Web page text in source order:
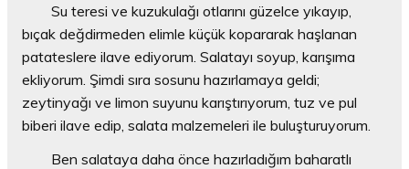
Su teresi ve kuzukulağı otlarını güzelce yıkayıp,
bıçak değdirmeden elimle küçük kopararak haşlanan
patateslere ilave ediyorum. Salatayı soyup, karışıma
ekliyorum. Şimdi sıra sosunu hazırlamaya geldi;
zeytinyağı ve limon suyunu karıştırıyorum, tuz ve pul
biberi ilave edip, salata malzemeleri ile buluşturuyorum.
Ben salataya daha önce hazırladığım baharatlı